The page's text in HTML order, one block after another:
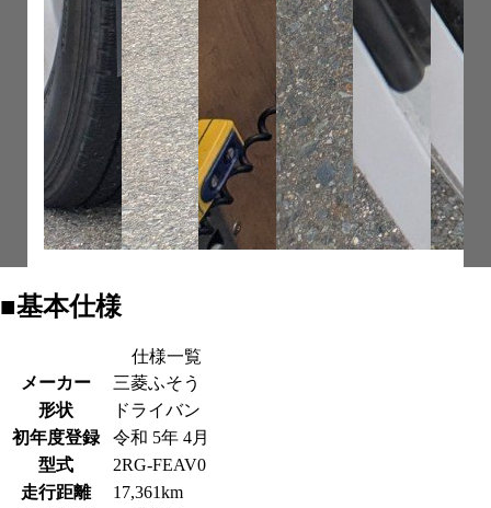
■基本仕様
仕様一覧
メーカー
三菱ふそう
形状
ドライバン
初年度登録
令和 5年 4月
型式
2RG-FEAV0
走行距離
17,361km